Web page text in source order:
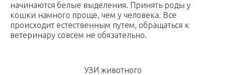
начинаются белые выделения. Принять роды у
кошки намного проще, чем у человека. Все
происходит естественным путем, обращаться к
ветеринару совсем не обязательно.
УЗИ животного